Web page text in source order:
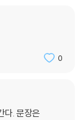
집으로 돌아가는
다. -찬와이
0
다. 문장은